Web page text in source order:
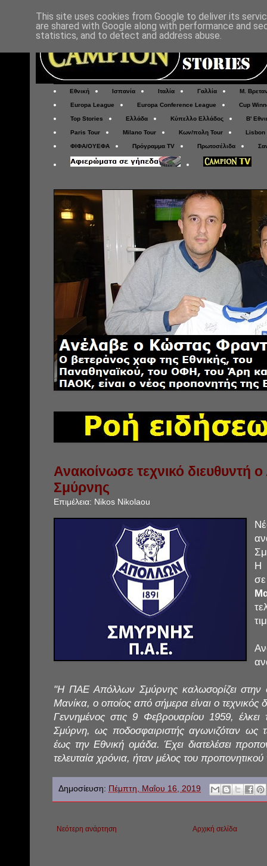
Εθνική Ισπανία Ιταλία Γαλλία Μ.
Europa League Europa Conference League Cup
Top Stories Ελλάδα Κύπελλο Ελλάδος Β'
Paris Tour Milano Tour Κων/πολη Tour Lisbon
ΦΙΦΑ/ΟΥΕΦΑ Πρόγραμμα TV Πρωτοσέλιδα
Ανακοίνωσε τεχνικό διευθυντή
Σμύρνης
Επιμέλεια: Nikos Nikolaou
Η
"Η ΠΑΕ Απόλλων Σμύρνης καλωσορίζει στην
Μανίκα, ο οποίος από σήμερα είναι ο τεχνικός
Γεννημένος στις 9 Φεβρουαρίου 1959,
Σμύρνη, ως ποδοσφαιριστής αγωνιζόταν ως
έως την Εθνική ομάδα. Έχει διατελέσει
τελευταία χρόνια, ήταν μέλος του
Δημοσίευση: Πέμπτη, Μαΐου 16, 2019
Νεότερη ανάρτηση Αρχική σελίδα
This site uses cookies from Google to deliver its
are shared with Google along with performance and
statistics, and to detect and address abuse.